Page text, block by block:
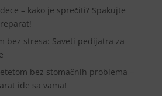
– kako je sprečiti? Spakujte
bez stresa: Saveti pedijatra za
bez stomačnih problema –
ide sa vama!